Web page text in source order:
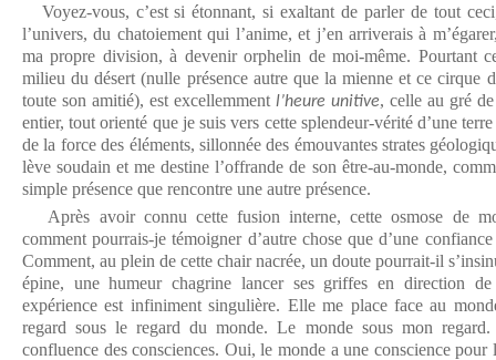
Voyez-vous, c’est si étonnant, si exaltant de parler de tout
l’univers, du chatoiement qui l’anime, et j’en arriverais à
ma propre division, à devenir orphelin de moi-même. Pourtant
milieu du désert (nulle présence autre que la mienne et ce cirque
toute son amitié), est excellemment l’heure unitive, celle au gré
entier, tout orienté que je suis vers cette splendeur-vérité d’une
de la force des éléments, sillonnée des émouvantes strates
lève soudain et me destine l’offrande de son être-au-monde,
simple présence que rencontre une autre présence.
Après avoir connu cette fusion interne, cette osmose de
comment pourrais-je témoigner d’autre chose que d’une
Comment, au plein de cette chair nacrée, un doute pourrait-il
épine, une humeur chagrine lancer ses griffes en direction
expérience est infiniment singulière. Elle me place face au
regard sous le regard du monde. Le monde sous mon
confluence des consciences. Oui, le monde a une conscience pour